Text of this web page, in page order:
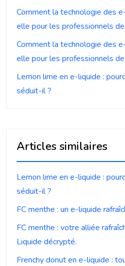
Comment la technologie des
elle pour les professionnels
Comment la technologie des
elle pour les professionnels
Lemon lime en e-liquide :
séduit-il ?
Articles similaires
Lemon lime en e-liquide :
séduit-il ?
FC menthe : un e-liquide
FC menthe : votre alliée
Liquide décrypté.
Frenchy donut en e-liquide :